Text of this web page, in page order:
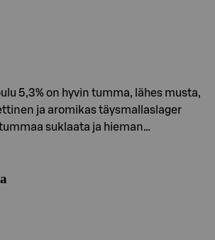
5,3% on hyvin tumma, lähes musta,
ja aromikas täysmallaslager
suklaata ja hieman…